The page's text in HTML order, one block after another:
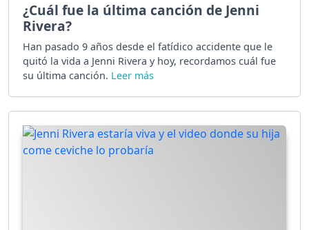
¿Cuál fue la última canción de Jenni
Rivera?
Han pasado 9 años desde el fatídico accidente que le
quitó la vida a Jenni Rivera y hoy, recordamos cuál fue
su última canción.